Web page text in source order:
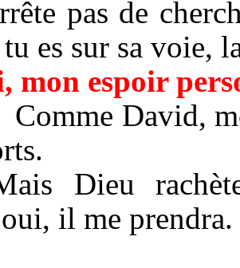
pas de
es sur sa voie,
mon espoir
David, mon
Dieu
il me